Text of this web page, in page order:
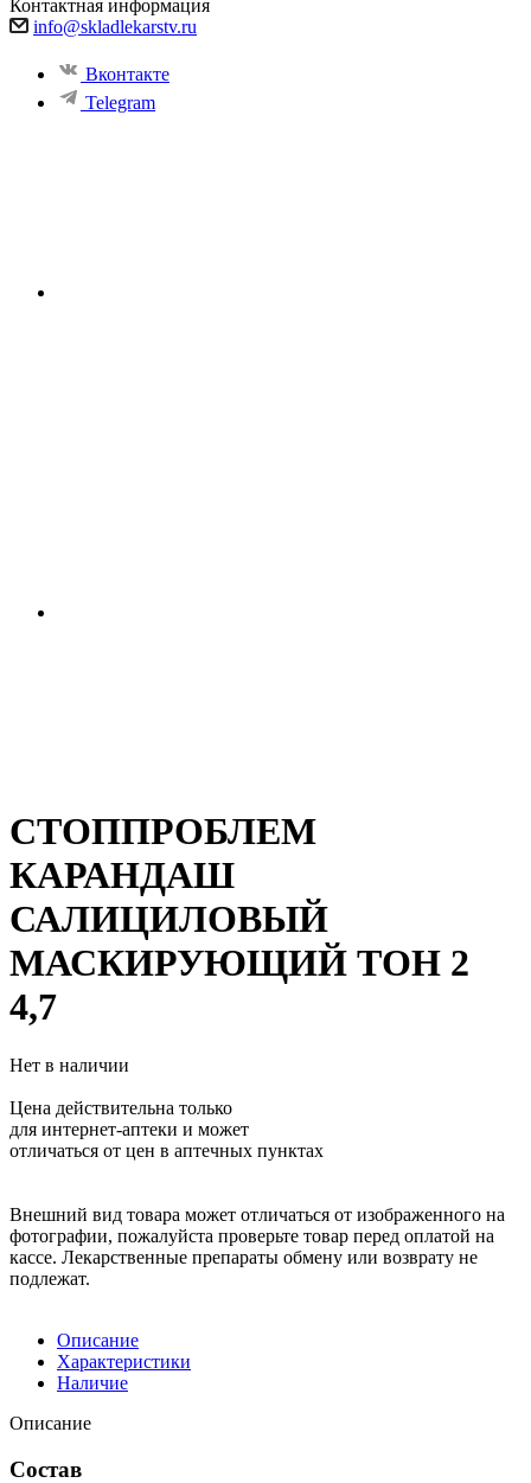
Контактная информация
info@skladlekarstv.ru
Вконтакте
Telegram
СТОППРОБЛЕМ
КАРАНДАШ
САЛИЦИЛОВЫЙ
МАСКИРУЮЩИЙ ТОН 2
4,7
Нет в наличии
Цена действительна только
для интернет-аптеки и может
отличаться от цен в аптечных пунктах
Внешний вид товара может отличаться от изображенного на
фотографии, пожалуйста проверьте товар перед оплатой на
кассе. Лекарственные препараты обмену или возврату не
подлежат.
Описание
Характеристики
Наличие
Описание
Состав